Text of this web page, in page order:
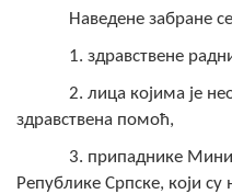
COVID 19
Геоистраживања
Наведене забране се
1. здравствене
2. лица којима је
здравствена помоћ,
3. припаднике
Републике Српске, који су